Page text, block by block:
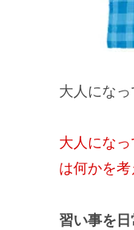
大人にな
大人にな
は何かを考
習い事を